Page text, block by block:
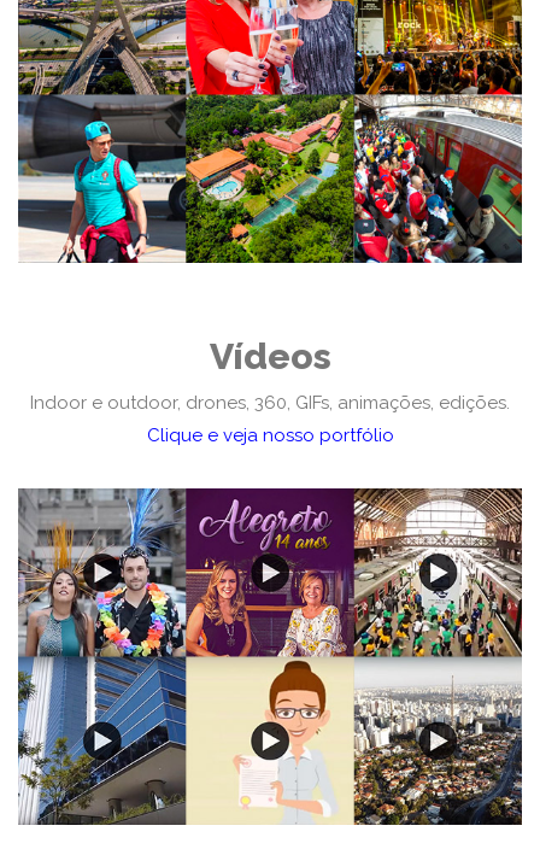
Vídeos
Indoor e outdoor, drones, 360, GIFs, animações, edições.
Clique e veja nosso portfólio